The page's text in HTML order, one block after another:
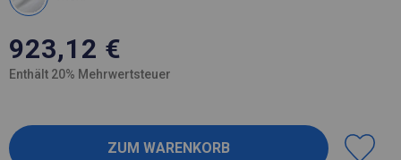
923,12 €
Enthält 20% Mehrwertsteuer